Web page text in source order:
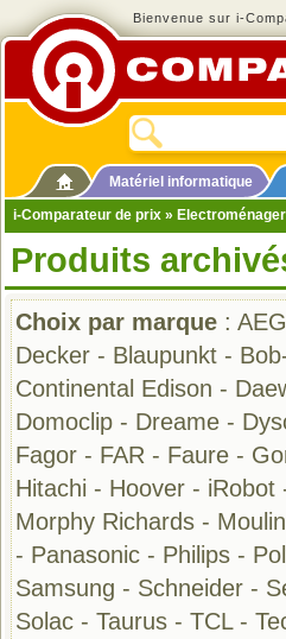
Bienvenue sur i-
Matériel informatique
i-Comparateur de prix » Electroménager
Produits
Choix par marque : AEG
Decker - Blaupunkt -
Continental Edison -
Domoclip - Dreame -
Fagor - FAR - Faure -
Hitachi - Hoover - iRobot
Morphy Richards -
- Panasonic - Philips -
Samsung - Schneider -
Solac - Taurus - TCL-